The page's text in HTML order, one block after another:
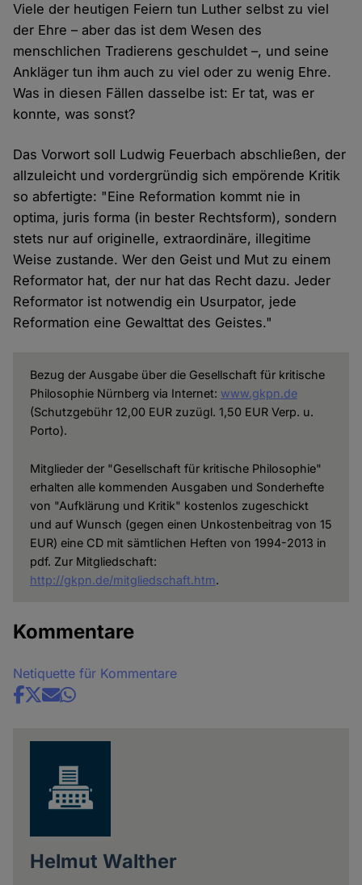
Viele der heutigen Feiern tun Luther selbst zu viel
der Ehre – aber das ist dem Wesen des
menschlichen Tradierens geschuldet –, und seine
Ankläger tun ihm auch zu viel oder zu wenig Ehre.
Was in diesen Fällen dasselbe ist: Er tat, was er
konnte, was sonst?
Das Vorwort soll Ludwig Feuerbach abschließen, der
allzuleicht und vordergründig sich empörende Kritik
so abfertigte: "Eine Reformation kommt nie in
optima, juris forma (in bester Rechtsform), sondern
stets nur auf originelle, extraordinäre, illegitime
Weise zustande. Wer den Geist und Mut zu einem
Reformator hat, der nur hat das Recht dazu. Jeder
Reformator ist notwendig ein Usurpator, jede
Reformation eine Gewalttat des Geistes."
Bezug der Ausgabe über die Gesellschaft für kritische
Philosophie Nürnberg via Internet: www.gkpn.de
(Schutzgebühr 12,00 EUR zuzügl. 1,50 EUR Verp. u.
Porto).
Mitglieder der "Gesellschaft für kritische Philosophie"
erhalten alle kommenden Ausgaben und Sonderhefte
von "Aufklärung und Kritik" kostenlos zugeschickt
und auf Wunsch (gegen einen Unkostenbeitrag von 15
EUR) eine CD mit sämtlichen Heften von 1994-2013 in
pdf. Zur Mitgliedschaft:
http://gkpn.de/mitgliedschaft.htm.
Kommentare
Netiquette für Kommentare
Share
Helmut Walther